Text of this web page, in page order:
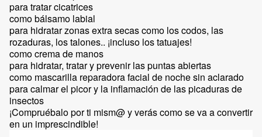
para tratar cicatrices
como bálsamo labial
para hidratar zonas extra secas como los codos, las
rozaduras, los talones.. ¡incluso los tatuajes!
como crema de manos
para hidratar, tratar y prevenir las puntas abiertas
como mascarilla reparadora facial de noche sin aclarado
para calmar el picor y la inflamación de las picaduras de
insectos
¡Compruébalo por ti mism@ y verás como se va a convertir
en un imprescindible!